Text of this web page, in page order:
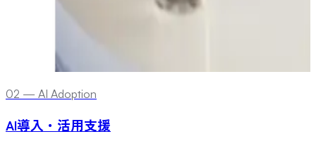
02 — AI Adoption
AI導入・活用支援